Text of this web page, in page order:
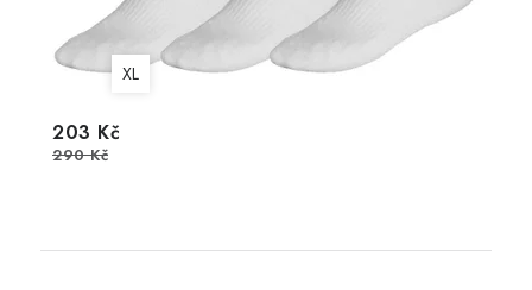
XL
203 Kč
290 Kč